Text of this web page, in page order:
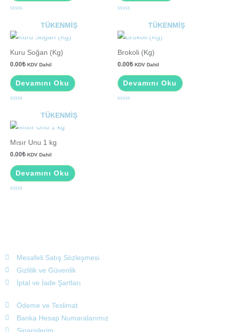
oy
aldı
oy
aldı
TÜKENMIŞ
Kuru Soğan (Kg)
0.00₺ KDV Dahil
Devamını Oku
oy
aldı
TÜKENMIŞ
Brokoli (Kg)
0.00₺ KDV Dahil
Devamını Oku
TÜKENMIŞ
Mısır Unu 1 kg
0.00₺ KDV Dahil
Devamını Oku
Mesafeli Satış Sözleşmesi
Gizlilik ve Güvenlik
İptal ve İade Şartları
Ödeme ve Teslimat
Banka Hesap Numaralarımız